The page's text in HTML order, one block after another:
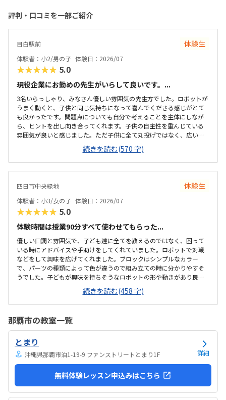
評判・口コミを一部ご紹介
目白駅前 体験生
体験者：小2/男の子 体験日：2026/07
★★★★★ 5.0
現役企業にお勤めの先生がいらして良いです。...
3名いらっしゃり、みなさん優しい雰囲気の先生方でした。ロボットが
うまく動くと、子供と同じ気持ちになって喜んでくださる感じがとて
も良かったです。問題点についても自分で考えることを主体にしなが
ら、ヒントを出し向き合ってくれます。子供の自主性を重んじている
雰囲気が良いと感じました。ただ子供に全て丸投げではなく、広い机
の上に「教科書とキットをどこに置いたらやりやすいかな？」と声を
かけてくださり、そこから自分で考えていました。ロボット作りもヒ
ントをいただきながら、自分で教科書を読んで作り上げていました。
駅近くですが、静かな環境です。急な坂道があるので、暑い夏など、重
できました。入室したら必ず手を洗うルールも良いです。教室にある
教科書などもきちんと整理整頓されています。キット代が兄弟割引で
半額になりました。入会金も無料に。欲を言えば、...
続きを読む(570 字)
四日市中央緑地 体験生
体験者：小3/女の子 体験日：2026/07
★★★★★ 5.0
体験時間は授業90分すべて使わせてもらった...
優しい口調と雰囲気で、子ども達に全てを教えるのではなく、困って
いる時にアドバイスや手助けをしてくれていました。ロボットで対戦
などをして興味を広げてくれました。ブロックはシンプルなカラー
で、パーツの種類によって色が違うので組み立ての時に分かりやすそ
うでした。子どもが興味を持ちそうなロボットの形や動きがあり良か
ったです。駐車場は停めやすく、分かりやすい場所にあるので助かり
ます。近くに別の施設もあるので、習ってない兄弟が過ごしやすいと
思いました。教室はシンプルで余計なものが置いてないので集中でき
したりできるのは助かります。料金は今の物価で考えれば高いとは思
いませんが、子どもの成長具合で判断すると思います。子どもが自発
的にどんどん作り進めていったのには正直驚きました。最初からたく
さんあれこれ説明されずブロックを触らせてもらったの...
続きを読む(458 字)
那覇市の教室一覧
とまり
沖縄県那覇市泊1-19-9 ファンストリートとまり1F 詳細
無料体験レッスン申込みはこちら